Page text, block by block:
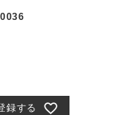
録する